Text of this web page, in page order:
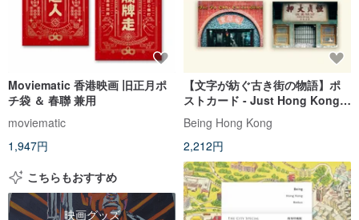
Moviematic 香港映画 旧正月ポ
チ袋 ＆ 春聯 兼用
moviematic
1,947円
【文字が紡ぐ古き街の物語】ポ
ストカード - Just Hong Kong ×
香港遺美
Being Hong Kong
2,212円
こちらもおすすめ
映画グッズ